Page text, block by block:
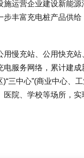
施运营企业建设新能
步丰富充电桩产品供
充站、公用快充站
电服务网络，累计建
三中心”(商业中心、
医院、学校等场所，